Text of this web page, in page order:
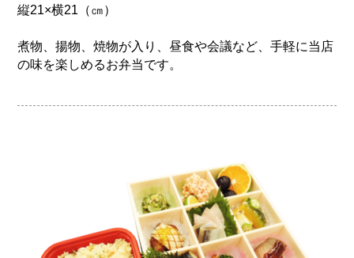
縦21×横21（㎝）
煮物、揚物、焼物が入り、昼食や会議など、手軽に当店
の味を楽しめるお弁当です。